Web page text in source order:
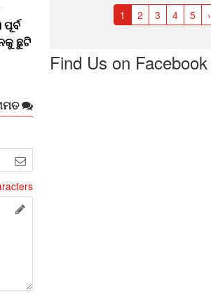
ଛୁଟି
1 2 3 4 5 ›
Find Us on Facebook